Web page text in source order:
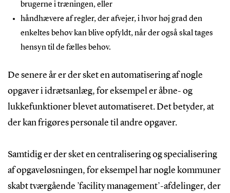
brugerne i træningen, eller
håndhævere af regler, der afvejer, i hvor høj grad den
enkeltes behov kan blive opfyldt, når der også skal tages
hensyn til de fælles behov.
De senere år er der sket en automatisering af nogle
opgaver i idrætsanlæg, for eksempel er åbne- og
lukkefunktioner blevet automatiseret. Det betyder, at
der kan frigøres personale til andre opgaver.
Samtidig er der sket en centralisering og specialisering
af opgaveløsningen, for eksempel har nogle kommuner
skabt tværgående ’facility management’-afdelinger, der